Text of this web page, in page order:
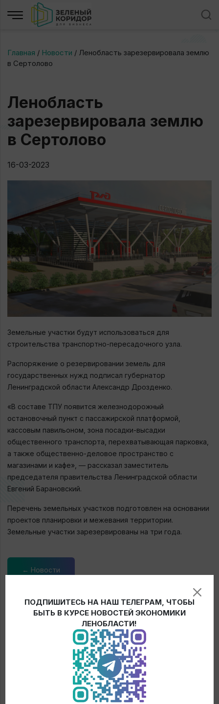
Главная / Новости / Ленобласть зарезервировала землю
в Сертолово
Ленобласть
зарезервировала землю
в Сертолово
16-03-2023
Земельные участки будут использоваться для
строительства транспортно-пересадочного узла.
Распоряжение о резервировании земель для
государственных нужд подписал губернатор
Ленинградской области Александр Дрозденко.
«В составе ТПУ появится железнодорожный
остановочный пункт с пассажирской платформой,
кассовым павильоном, зона посадки-высадки
общественного транспорта, перехватывающая парковка,
а также общественно-деловое пространство с
магазинами и кафе», — рассказал заместитель
председателя правительства Ленинградской области
Евгений Барановский.
Перечень земельных участков подготовлен на основании
проектов планировки и межевания территории.
Земельные участки зарезервированы на три года.
← Новости
ПОДПИШИТЕСЬ НА НАШ ТЕЛЕГРАМ, ЧТОБЫ
БЫТЬ В КУРСЕ НОВОСТЕЙ ЭКОНОМИКИ
ЛЕНОБЛАСТИ!